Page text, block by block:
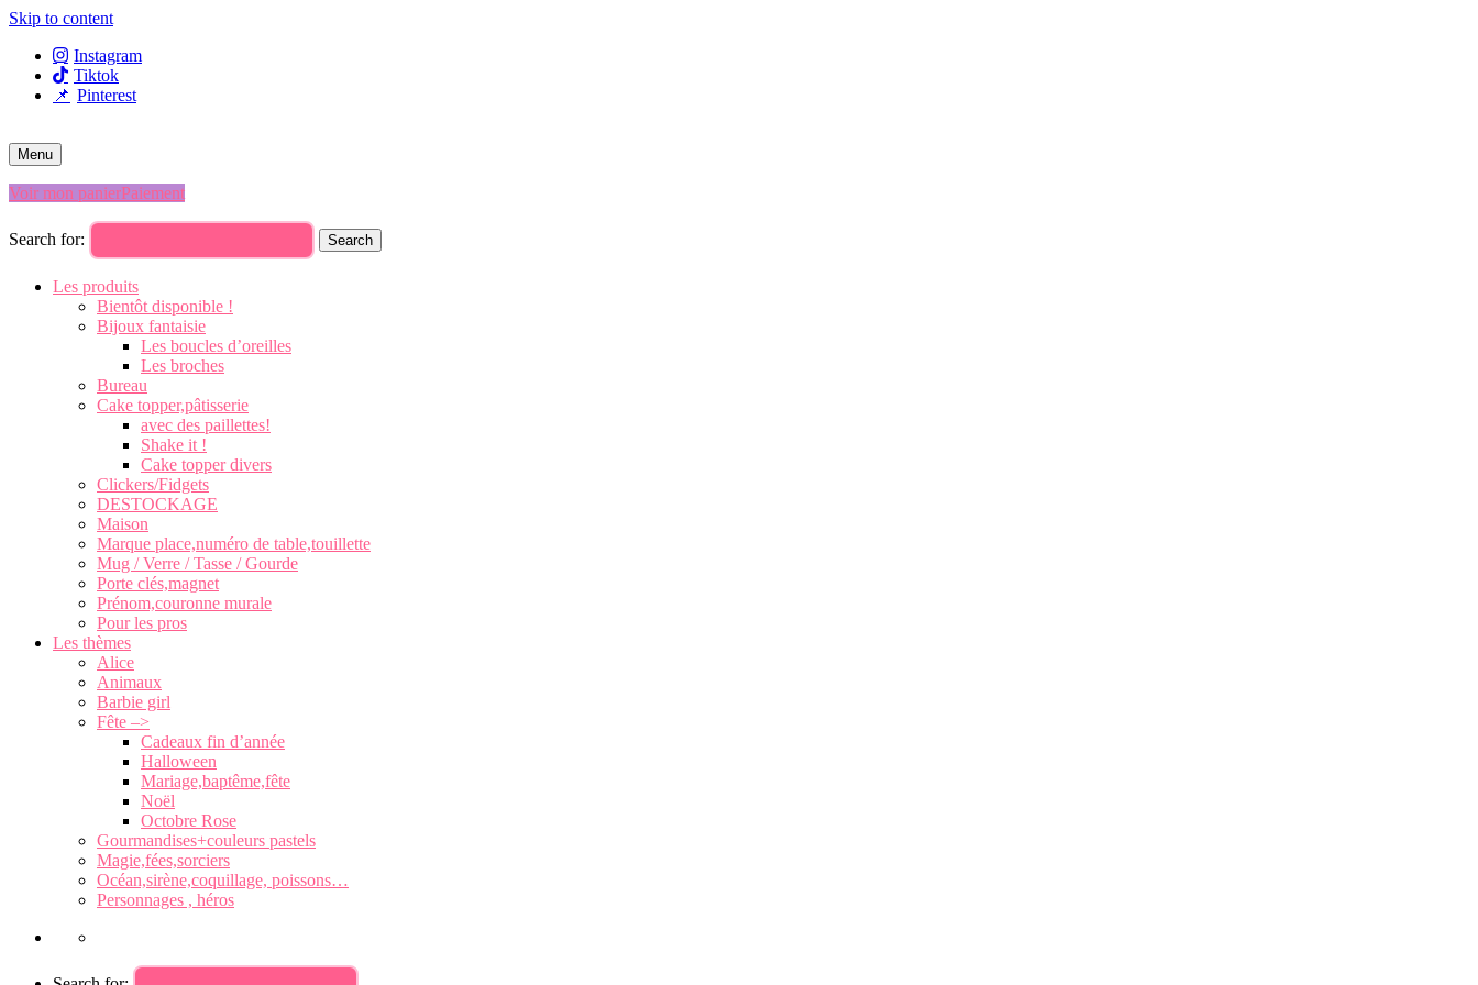
Skip to content
Instagram
Tiktok
Pinterest
Menu
Voir mon panierPaiement
Search for: Search
Les produits
Bientôt disponible !
Bijoux fantaisie
Les boucles d’oreilles
Les broches
Bureau
Cake topper,pâtisserie
avec des paillettes!
Shake it !
Cake topper divers
Clickers/Fidgets
DESTOCKAGE
Maison
Marque place,numéro de table,touillette
Mug / Verre / Tasse / Gourde
Porte clés,magnet
Prénom,couronne murale
Pour les pros
Les thèmes
Alice
Animaux
Barbie girl
Fête –>
Cadeaux fin d’année
Halloween
Mariage,baptême,fête
Noël
Octobre Rose
Gourmandises+couleurs pastels
Magie,fées,sorciers
Océan,sirène,coquillage, poissons…
Personnages , héros